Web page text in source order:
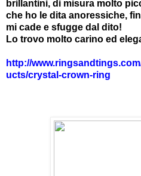
brillantini, di misura molto
che ho le dita anoressiche,
mi cade e sfugge dal dito!
Lo trovo molto carino ed
http://
ucts/crystal-crown-ring